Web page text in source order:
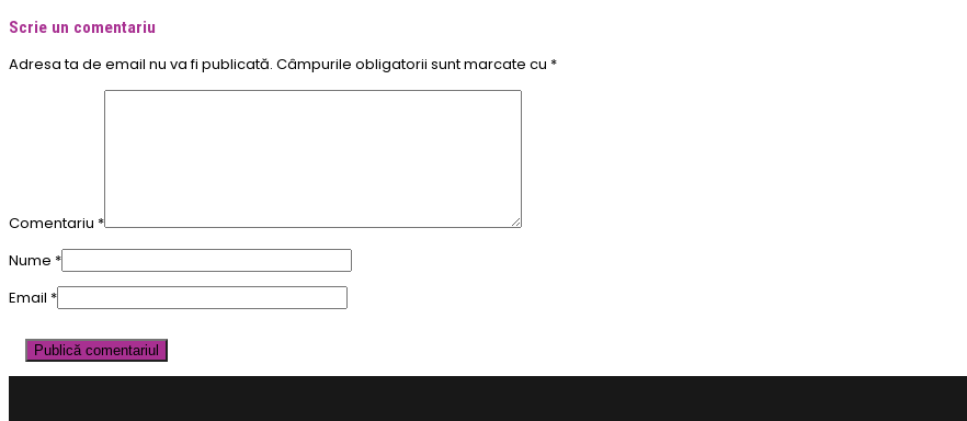
Scrie un comentariu
Adresa ta de email nu va fi publicată. Câmpurile obligatorii sunt marcate cu *
Comentariu *
Nume *
Email *